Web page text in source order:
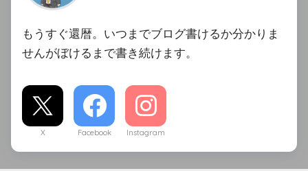
もうすぐ還暦。いつまでブログ書けるか分かりま
せんがぼけるまで書き続けます。
X Facebook Instagram